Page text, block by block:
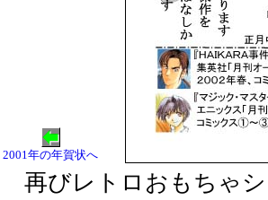
2001年の年賀状へ
再びレトロおもちゃ